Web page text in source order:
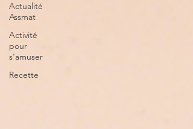
Actualité
Assmat
Activité
pour
s'amuser
Recette